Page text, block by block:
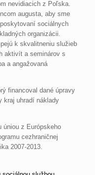
nevidiacich z Poľska.
augusta, aby sme
sociálnych
organizácii.
k skvalitneniu služieb
aktivít a seminárov s
a angažovaná
financoval dané úpravy
kraj uhradí náklady
úniou z Európskeho
cezhraničnej
2007-2013.